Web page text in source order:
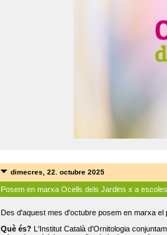
dimecres, 22. octubre 2025
Posem en marxa Ocells dels Jardins x a escoles
Des d'aquest mes d'octubre posem en marxa
Què és? L'Institut Català d'Ornitologia